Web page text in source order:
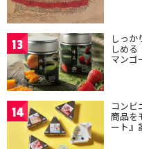
13 しっ
しめる
マンゴ
14 コンビ
商品を
ート』